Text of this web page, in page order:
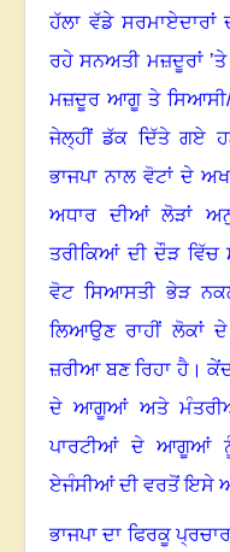
ਹੱਲਾ ਵੱਡੇ
ਰਹੇ ਸਨਅਤੀ ਮਜ਼ਦੂਰਾਂ
ਮਜ਼ਦੂਰ ਆਗੂ ਤੇ
ਜੇਲ੍ਹੀਂ ਡੱਕ ਦਿੱਤੇ ਗਏ
ਭਾਜਪਾ ਨਾਲ ਵੋਟਾਂ ਦੇ
ਅਧਾਰ ਦੀਆਂ ਲੋੜਾਂ
ਤਰੀਕਿਆਂ ਦੀ ਦੌੜ ਵਿੱਚ
ਵੋਟ ਸਿਆਸਤੀ ਭੇੜ
ਲਿਆਉਣ ਰਾਹੀਂ ਲੋਕਾਂ
ਜ਼ਰੀਆ ਬਣ ਰਿਹਾ ਹੈ। ਕੇਂ
ਦੇ ਆਗੂਆਂ ਅਤੇ ਮੰਤਰੀਆਂ
ਪਾਰਟੀਆਂ ਦੇ ਆਗੂਆਂ
ਏਜੰਸੀਆਂ ਦੀ ਵਰਤੋਂ ਇਸੇ
ਭਾਜਪਾ ਦਾ ਫਿਰਕੂ